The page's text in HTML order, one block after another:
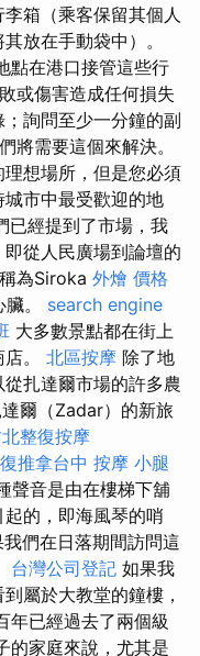
箱（乘客保留其個人
放在手動袋中）。
點在港口接管這些行
或傷害造成任何損失
詢問至少一分鐘的副
將需要這個來解決。
想場所，但是您必須
市中最受歡迎的地
已經提到了市場，我
從人民廣場到論壇的
為Siroka 外燴 價格
。 search engine
大多數景點都在街上
。 北區按摩 除了地
扎達爾市場的許多農
爾（Zadar）的新旅
整復按摩
推拿台中 按摩 小腿
聲音是由在樓梯下舖
的，即海風琴的哨
我們在日落期間訪問這
台灣公司登記 如果我
屬於大教堂的鐘樓，
年已經過去了兩個級
的家庭來說，尤其是